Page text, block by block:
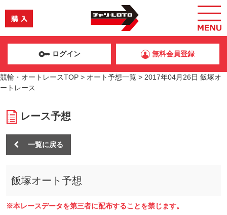
ログイン 無料会員登録
競輪・オートレースTOP > オート予想一覧 > 2017年04月26日 飯塚オ
ートレース
レース予想
一覧に戻る
飯塚オート予想
※本レースデータを第三者に配布することを禁じます。